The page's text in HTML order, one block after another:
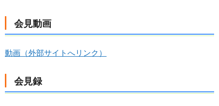
会見動画
動画（外部サイトへリンク）
会見録